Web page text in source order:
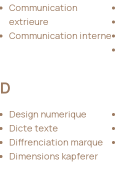
Communication
extrieure
Communication interne
D
Design numerique
Dicte texte
Diffrenciation marque
Dimensions kapferer